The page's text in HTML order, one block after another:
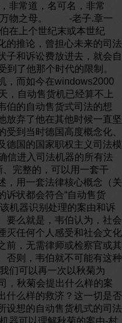
1000块钱的证据，你打算怎么处理？ 甲：由你们解决。 法：你提不出你的牛值1000块钱的证据，我们就只能按600元的价格处理，因为当时你们没有折价，你也提不出任何证据。从客观上讲，合伙出的钱，应当是均等的。如果有异议，你必须在两天内提出证据；逾期不提出证据，本院将依法判决（着重号为引者所加）。 法官从“搭伙”的概念开始，转到“入伙”，最后以确立“合伙”的合法性结束。为什么？表面看来，主要原因是举证问题，但是，这并不是最重要的原因。因为，细看一下，法官在这里推出的仅仅是“均等出钱”；但是，即使法律上规定了“合伙”出钱应当均等，也并不等于凡是均等出了钱的就一定是合伙。如前面的分析所显示的，这里的合伙可以说只对村民乙有利，而搭伙对双方都可能有利。因此，即使均等出钱，法官也并非不可以认定此案为“搭伙”。麻烦在于，“搭伙”这个概念无法与民法通则规定的概念联系起来。民法通则上只有“合伙”的概念，[12]没有“搭伙”的概念。在强调当代中国强调依法办事的法治主流意识形态支配下，在与之相伴的由上诉法院监督文字执行的司法系统中，法官很难说“搭伙”在制定法上是个什么东西，他无法在制定法上找到恰当的处理根据。法官要使得自己此后的一系列决定都具有合法性，他首先就必须依据这套制定法概念系统来处理这个案件，用这一套制定法的概念来衡量面前的事实。这就意味着，他必须将“搭伙”的概念清除出去。换言之，废弃“搭伙”并不因为原被告双方的关系不是“搭伙”，而是因为搭伙概念在格式上与有合法性的现行民法理论和实践不像称，在司法所面对的事实与民法的关键词之间，法官无法建立一种无可质疑的稳定的联系。在这里，一套有合法性的法律概念排斥了另一套不具有这种合法性的概念。初审法官选择“合伙”的概念还有其他一些便利。因为任何一个概念，不但具有排除一些事实的能力，而且具有组构其他事实的能力。当选择了“合伙”时，法官不仅可以合法地省略84年借钱、87年合伙时是否折价以及88年出售耕牛之价格如何这样一些由诉讼双方各自提出的、可能相互矛盾的、很难证明的“事实”-这些“事实”在合伙概念指导下都变得不重要了；而且还可以把另外一些事实整合进入这种话语中来。比方说，村民乙未喂养耕牛的事实。从这个事实本身并不能推出判决书中出现的村民乙“未尽喂养耕牛的职责”的结论，因为当初双方也许都没有想过要村民乙喂养耕牛，村民乙的希望也许只是每年有耕牛使用，并尽可能减少（他自已认为的）自己养牛的晦气。因此，这个职责是从来就不曾存在的。然而，一旦法官采纳了合伙的概念，就把这个可能毫不相关的事实名正言顺地整编为自己的部下，并为下一步的判决（多分少分）的合理性做了准备。重审的情况也是如此。上诉审法官并没有认为这个案件的处理有什么实质性不合理。但是，他/她们从其职责分工（更侧重法律审）以及知识上的比较优势（对法律条文和法律关键词更为敏感）出发，也会比初审法官更注意法律条文的问题。他/她们发现，初审法官对此案的事实认定（定性）面临着法律条文上的危险。按照《民法通则》的规定：“个人合伙是指两个以上公民按照协议，各自提供资金、实物、技术等，合伙经营、共同劳动”：“合伙人应当对出资数额、盈余分配、债务承担、入伙、退伙、合伙终止等事项，订立书面协议”：“合伙人投入的财产，由合伙人统一管理和使用。合伙经营积累的财产，归合伙人共有”；以及“个人合伙的经营活动，由合伙人共同决定，合伙人有执行或监督的权利。合伙人可以推举负责人。合伙负责人和其他人员的经营活动，由全体合伙人承担民事责任”（着重号均为引者所加）。[13]而此案并不具备这样一些“合伙”所必备的事实。因此，无论初审法官的对此案的利益分配多么合情合理，这种分配都没有制定法上的根据，因此，只是在这个意义上，此案的事实认定发生了“错误”。但是，这里的错误并不是案件处理结果不当或不公正，也不是案情不清楚，而在于初审法官认定的事实“合伙”不符合制定法的“合伙”的定义和特征。在中国现行的司法体制内，这种差错完全可能颠覆这个判决的合法性。因此，必须在实体法的基础上重建此案判决的合法性，上诉审法院和重审法官都明确意识到这一点。要达到这一点，法官就必须彻底回避对于原被告双方当事人之间长达近10年的关系的性质（无论是合伙还是搭伙）做界定，必须尽可能地削减概念的经验性特点，以便将不齐整的现实纳入法定概念之中。上诉审法院和重审庭再次回到《民法通则》上来，发现了《民法通则》第78条的第1和第2款，“财产可以由两个以上的公民、法人共有”：“共有分为按份共有和共同共有。按份共有人按照各自的份额，对共有财产分享权利，分担义务。共同共有人对共有财产享有权利，承担义务”。有了这两条，重审法官就可以仅仅处理耕牛的财产价值和双方的出资金额这一事实，通过财产的定义来规避这一财产在现实世界所经历的那些无法整齐地进入民法通则或其他相关条文的细节。这不仅完全回避了此案中的当事人提出的民间概念“搭伙”，回避了模糊的“经营”耕牛的事实，同时也完全可以避免讨论“合伙”的法定要求。此外，尽管这种对案件的重新界定有可能对利益分割产生影响（并在此案中事实上改变了利益的分割），但并不必定如此。[14] 四、事实，还是法律 中国法官常常把在英美司法中的事实争议处理称作“定性”，从上面的分析来看，这确实是更为准确的，更为精到的。在中国当代中国特别是基层的司法中，由于我将在下一节讨论的诸多因素，有许多社会行动无法简单地落入现有的法律理论体系。因此，中国初审司法的一个很重要的特点就是要将这些民间的不规则的行动尽量用移植过来的那些法律概念和概念系统包装起来，使它们能在这个合法的概念体系中找到自己的家园。这一点在刑法实践中最为显著。罪行法定的一个重要的理论前提就是，世界上一切应受刑法惩罚的行为都可以为一套预先设定的概念系统所包纳，制定一个完备的刑法典，从而司法的任务之一就是在法典中给那些该惩罚的行为找到合适的罪名。这种格式化的思维方式在中国也延伸到民法和其他法律的司法中来了。中国法官，特别是基层法官在处理事实争议时的重要任务之一就是要在现有的制定法概念体系中为这些带刺的事实安排一个甚至挤出一个合适的位置。如果理解了这一点，我们就不难理解强世功、赵晓力在研究中发现的中国法官“剪裁事实”的现象。[15] 由此可见，所谓的法律事实确实不是天生的。吉尔兹曾经指出，“法律事实并不是自然生成的，而是人为造成的，……它们是根据证据法规则、法庭规则、判例汇编传统、辩护技巧、法官雄辩能力以及法律教育成规等诸如此类的事物而构 出来的，总之是社会的产物”。[16]这话是不错的。但是，仔细考察吉尔兹所列举的构建法律事实的那些因素时，就发现，他的法律事实社会构建的论述还是受到了他的地方性想象力的限制。他所列举的主要是一些程序性法律因素，他的判断显然带有浓重的他所身处的美国司法制度的影子。 是的，在许多时候，法律事实，特别是借助一些证据来构建过往之案件的“真相”时，往往受到规则的限制，例如证据排除规则。也有许多时候，这种真相会受到地方性想象力的影响。例如，神明裁判对于初民社会的人常常具有强大证据力，DNA检验则对于现代社会具有不可质疑的证据力。但是，只要将这些证据的语境置换一下，人们的地方性想象力，由于地方性的意义之网，这些证据就都在新的语境中失去了任何证据力。证据的证据力确实是在而且也只有在一个地方性的意义之网中才能获得。 但是，这里分析的这个耕牛案却表明，除了案件真相这样的事实争议之外，除了与纠纷相关的许多具体事实是否存在之外，中国的基层法官在初审中还要处理另外一类事实争议，并且被认为是更重要的事实争议。这种事实更类似于“法律拟制”。这些事实是否存在的主要根据并不是经验性证据，而是出于制定法特别是实体法的一些关键词。这些关键词首先在法学家和法官心目中创造出了一个拟制的但具有制定法之合法性的实体，法官必须在现实生活中利用诸多经验性材料构建起这样一个符合实体法概念和定义的实体，例如本文中的“合伙”或“共同共有”，以及福柯曾经分析过的“犯罪意图”，[17]普通法中的“过失”等等，然后，这个法律才能合法地并正常地进行运转。一旦法官无法构建起这样一种词与物的对应关系，其决断在现有的法律知识体制和司法体制中的合法性就会受到极大的威胁。这是中国基层法官身处的司法制度所要求的特定的司法合法性标准造成的。这种特定的合法性就是现有的司法体制和司法知识体系对于概念实体的迷信，就是本本主义、本质主义，就是法条主义或概念法学。这种现象在法学界，在上诉审法官那里都非常突出。 正如我的分析所展示的，这种对于事实争议的关注，其实真正关注的并不是事实，而是法律概念或关键词，关注的是法律话语的正当性。因为，这种“事实”其实是法官在法律指导下构建的。当人们对现实世界的行为的评价基本一致时，这种“事实”认定，并不一定会影响法律的运作和权利的分割。就如同耕牛案的财产分割所表明的，无论是认定为“合伙”还是“共同共有”，这些“事实”的变换都没有改变法官的基本判断，“村民甲应当适当多分”。真正指导法官做出决断的还是他/她们从那些没有被纳入法律概念体系的那些过程和细节（村民甲饲养了9年耕牛等）获得的那个判断。在这个层面上看，原被告双方的关系究竟是什么，这个所谓的“事实”认定，对初审法官以及双方当事人都没有意义。[18]只是，当人们对现实世界的人和事在评价上发生分裂时，例如对王海的知假买假的判断发生分歧时，王海是否“消费者”这一“事实”才对于争执的双方具有某种意义。[19]而